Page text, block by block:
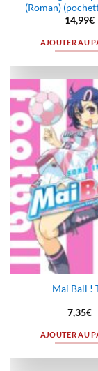
(Roman)
14,99€
AJOUTER AU
Mai Ball !
7,35€
AJOUTER AU